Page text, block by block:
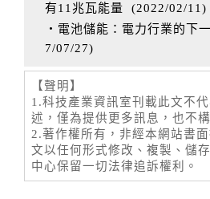
有11兆瓦能量 (2022/02/11)
‧電池儲能：電力行業的下
7/07/27)
【聲明】
1.科技產業資訊室刊載此文不
述，僅為提供更多訊息，也不
2.著作權所有，非經本網站書
文以任何形式修改、複製、儲
中心保留一切法律追訴權利。